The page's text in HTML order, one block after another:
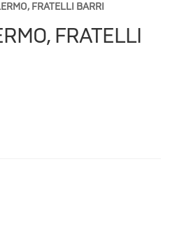
FRATELLI BARRI
FRATELLI